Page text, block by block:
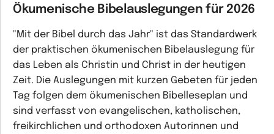
Ökumenische Bibelauslegungen für 2026
"Mit der Bibel durch das Jahr" ist das Standardwerk
der praktischen ökumenischen Bibelauslegung für
das Leben als Christin und Christ in der heutigen
Zeit. Die Auslegungen mit kurzen Gebeten für jeden
Tag folgen dem ökumenischen Bibelleseplan und
sind verfasst von evangelischen, katholischen,
freikirchlichen und orthodoxen Autorinnen und